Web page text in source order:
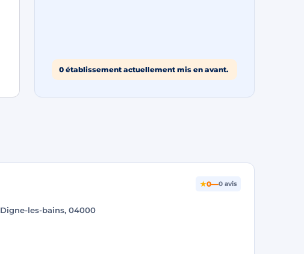
0 établissement actuellement mis en avant.
★0—0 avis
Digne-les-bains, 04000